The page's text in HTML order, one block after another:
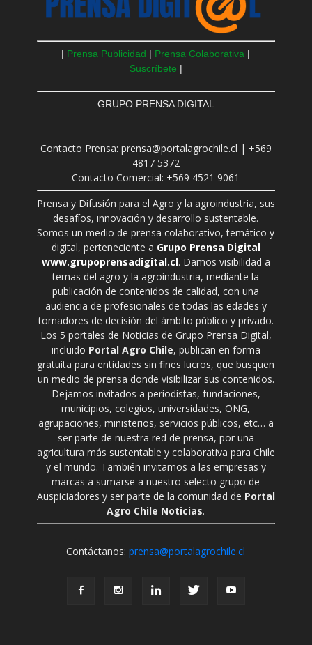
| Prensa Publicidad | Prensa Colaborativa |
Suscríbete |
GRUPO PRENSA DIGITAL
Contacto Prensa: prensa@portalagrochile.cl | +569
4817 5372
Contacto Comercial: +569 4521 9061
Prensa y Difusión para el Agro y la agroindustria, sus
desafíos, innovación y desarrollo sustentable.
Somos un medio de prensa colaborativo, temático y
digital, perteneciente a Grupo Prensa Digital
www.grupoprensadigital.cl. Damos visibilidad a
temas del agro y la agroindustria, mediante la
publicación de contenidos de calidad, con una
audiencia de profesionales de todas las edades y
tomadores de decisión del ámbito público y privado.
Los 5 portales de Noticias de Grupo Prensa Digital,
incluido Portal Agro Chile, publican en forma
gratuita para entidades sin fines lucros, que busquen
un medio de prensa donde visibilizar sus contenidos.
Dejamos invitados a periodistas, fundaciones,
municipios, colegios, universidades, ONG,
agrupaciones, ministerios, servicios públicos, etc… a
ser parte de nuestra red de prensa, por una
agricultura más sustentable y colaborativa para Chile
y el mundo. También invitamos a las empresas y
marcas a sumarse a nuestro selecto grupo de
Auspiciadores y ser parte de la comunidad de Portal
Agro Chile Noticias.
Contáctanos:prensa@portalagrochile.cl